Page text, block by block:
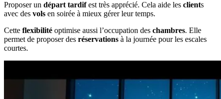
Proposer un départ tardifest très apprécié. Cela aide les clients
avec des vols en soirée à mieux gérer leur temps.
Cette flexibilité optimise aussi l’occupation des chambres. Elle
permet de proposer des réservations à la journée pour les escales
courtes.